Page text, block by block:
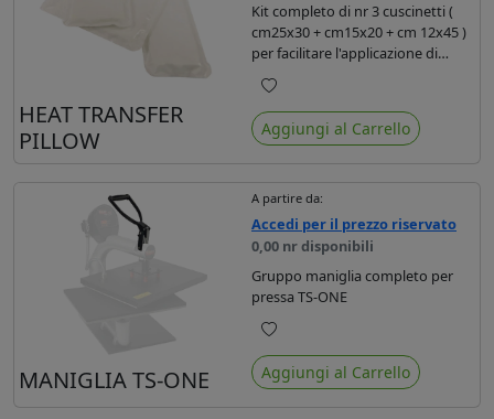
HEAT TRANSFER
PILLOW
Kit completo di nr 3 cuscinetti (
cm25x30 + cm15x20 + cm 12x45 )
per facilitare l'applicazione di
termoadesivo su indumenti
piccoli o difficili.
Preferiti
Aggiungi al Carrello
MANIGLIA TS-ONE
A partire da:
Accedi per il prezzo riservato
0,00 nr disponibili
Gruppo maniglia completo per
pressa TS-ONE
Preferiti
Aggiungi al Carrello